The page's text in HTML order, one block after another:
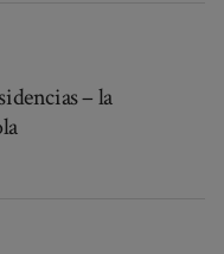
– la